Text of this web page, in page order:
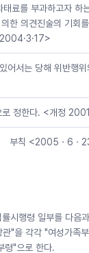
료를 부과하고자 하
한 의견진술의 기회
서는 당해 위반행
로 정한다. <개정
부칙 <2005ㆍ6ㆍ
시행령 일부를 다음
"을 각각 "여성가족
령"으로 한다.